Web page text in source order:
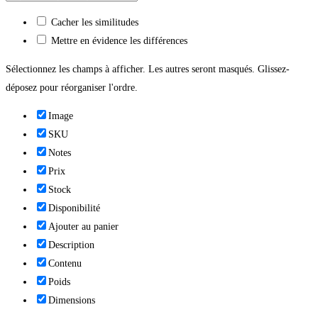
Cacher les similitudes
Mettre en évidence les différences
Sélectionnez les champs à afficher. Les autres seront masqués. Glissez-
déposez pour réorganiser l'ordre.
Image
SKU
Notes
Prix
Stock
Disponibilité
Ajouter au panier
Description
Contenu
Poids
Dimensions